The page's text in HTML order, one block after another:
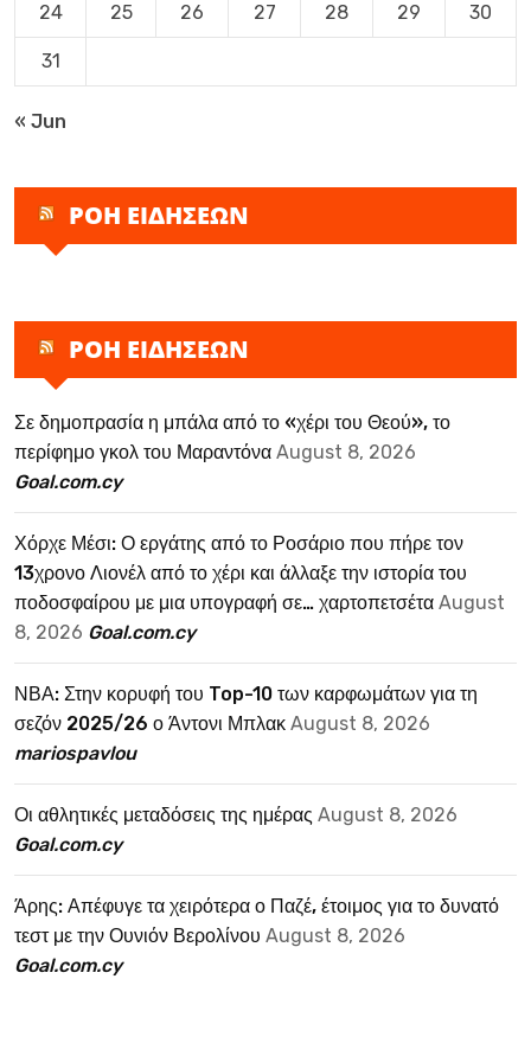
24 25 26 27 28 29 30
31
« Jun
ΡΟΗ ΕΙΔΗΣΕΩΝ
ΡΟΗ ΕΙΔΗΣΕΩΝ
Σε δημοπρασία η μπάλα από το «χέρι του Θεού», το
περίφημο γκολ του Μαραντόνα August 8, 2026
Goal.com.cy
Χόρχε Μέσι: Ο εργάτης από το Ροσάριο που πήρε τον
13χρονο Λιονέλ από το χέρι και άλλαξε την ιστορία του
ποδοσφαίρου με μια υπογραφή σε… χαρτοπετσέτα August
8, 2026 Goal.com.cy
ΝΒΑ: Στην κορυφή του Top-10 των καρφωμάτων για τη
σεζόν 2025/26 ο Άντονι Μπλακ August 8, 2026
mariospavlou
Οι αθλητικές μεταδόσεις της ημέρας August 8, 2026
Goal.com.cy
Άρης: Απέφυγε τα χειρότερα ο Παζέ, έτοιμος για το δυνατό
τεστ με την Ουνιόν Βερολίνου August 8, 2026
Goal.com.cy